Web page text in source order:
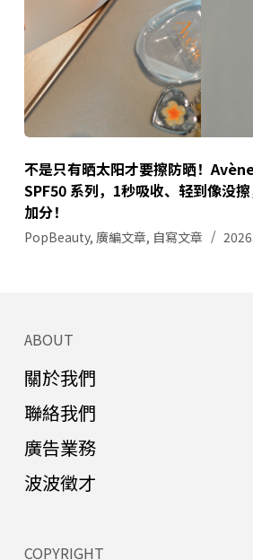
不是只有晒太阳才要擦防晒！
SPF50 系列，1秒吸收、轻到像没
加分！
PopBeauty, 廣編文章, 自寫文章
ABOUT
關於我們
聯絡我們
廣告業務
波波徵才
COPYRIGHT